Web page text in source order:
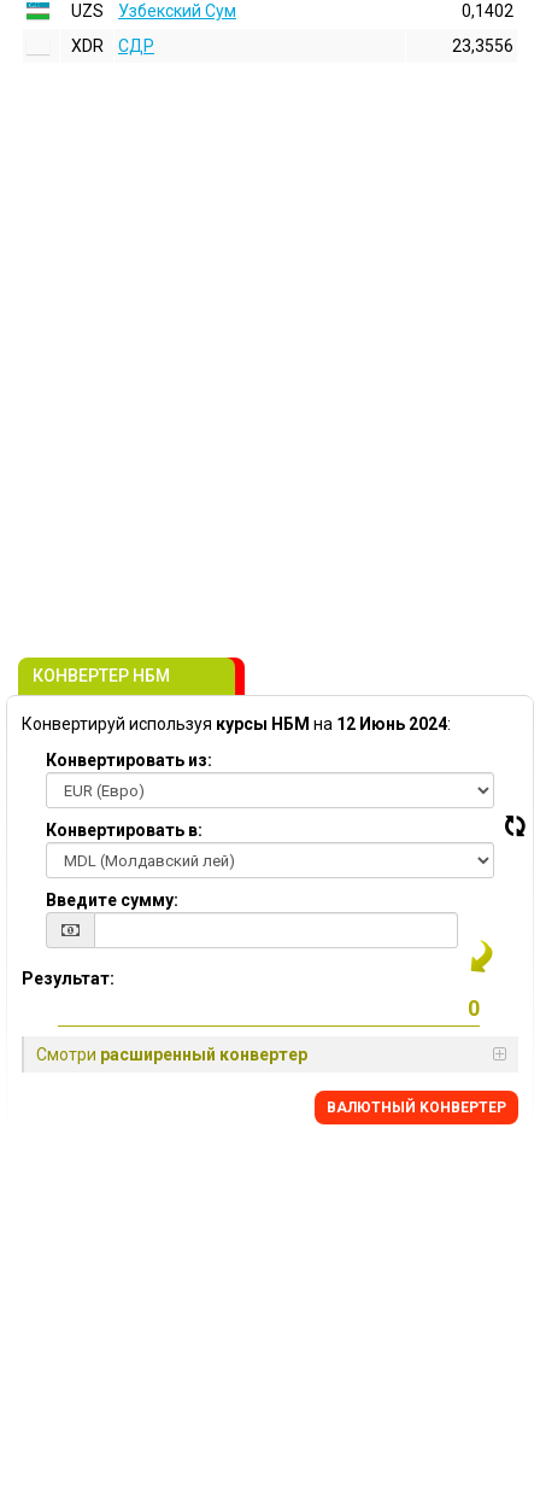
UZS
Узбекский Сум
0,1402
XDR
СДР 23,3556
КОНВЕРТЕР НБМ
Конвертируй используя курсы НБМ на 12 Июнь 2024:
Конвертировать из:
Конвертировать в:
Введите сумму:
Результат:
Смотри расширенный конвертер
BАЛЮТНЫЙ KОНВЕРТЕР